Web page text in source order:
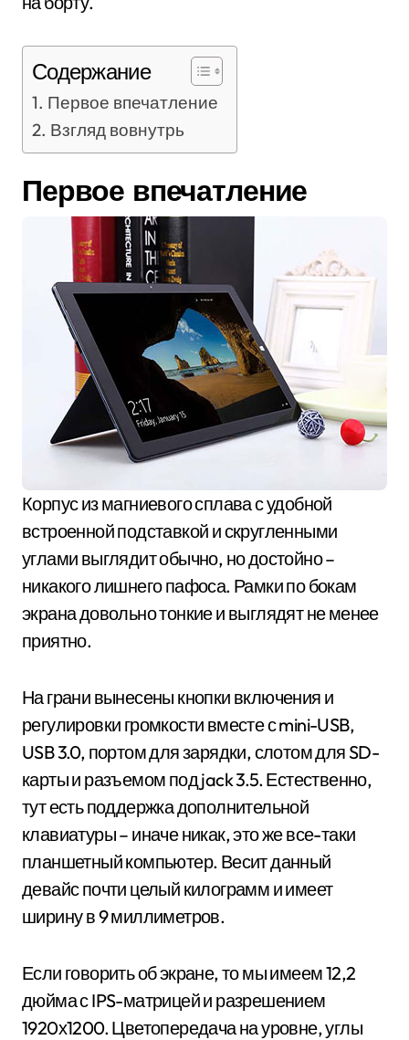
Содержание
Первое впечатление
Взгляд вовнутрь
Первое впечатление
Корпус из магниевого сплава с удобной
встроенной подставкой и скругленными
углами выглядит обычно, но достойно –
никакого лишнего пафоса. Рамки по бокам
экрана довольно тонкие и выглядят не менее
приятно.
На грани вынесены кнопки включения и
регулировки громкости вместе с mini-USB,
USB 3.0, портом для зарядки, слотом для SD-
карты и разъемом под jack 3.5. Естественно,
тут есть поддержка дополнительной
клавиатуры – иначе никак, это же все-таки
планшетный компьютер. Весит данный
девайс почти целый килограмм и имеет
ширину в 9 миллиметров.
Если говорить об экране, то мы имеем 12,2
дюйма с IPS-матрицей и разрешением
1920х1200. Цветопередача на уровне, углы